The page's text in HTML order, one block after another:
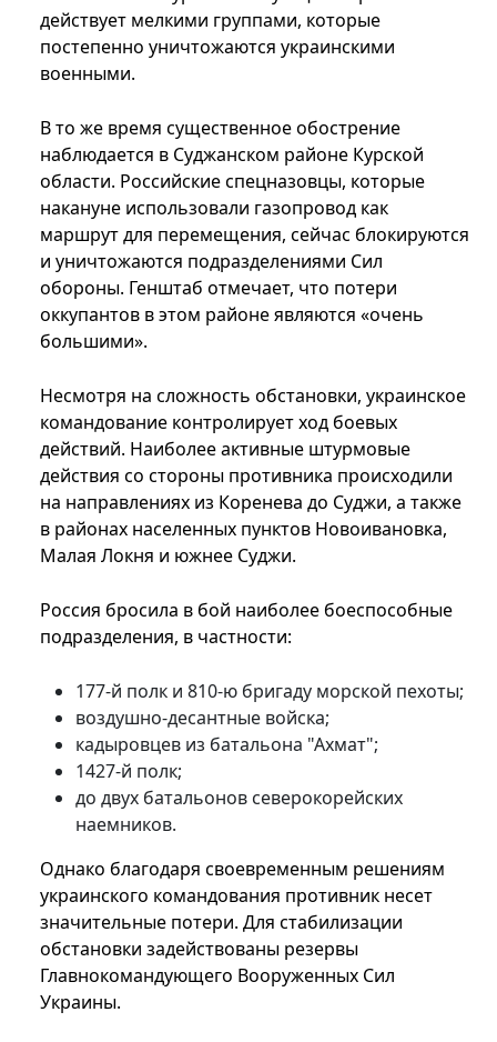
действует мелкими группами, которые
постепенно уничтожаются украинскими
военными.
В то же время существенное обострение
наблюдается в Суджанском районе Курской
области. Российские спецназовцы, которые
накануне использовали газопровод как
маршрут для перемещения, сейчас блокируются
и уничтожаются подразделениями Сил
обороны. Генштаб отмечает, что потери
оккупантов в этом районе являются «очень
большими».
Несмотря на сложность обстановки, украинское
командование контролирует ход боевых
действий. Наиболее активные штурмовые
действия со стороны противника происходили
на направлениях из Коренева до Суджи, а также
в районах населенных пунктов Новоивановка,
Малая Локня и южнее Суджи.
Россия бросила в бой наиболее боеспособные
подразделения, в частности:
177-й полк и 810-ю бригаду морской пехоты;
воздушно-десантные войска;
кадыровцев из батальона "Ахмат";
1427-й полк;
до двух батальонов северокорейских
наемников.
Однако благодаря своевременным решениям
украинского командования противник несет
значительные потери. Для стабилизации
обстановки задействованы резервы
Главнокомандующего Вооруженных Сил
Украины.